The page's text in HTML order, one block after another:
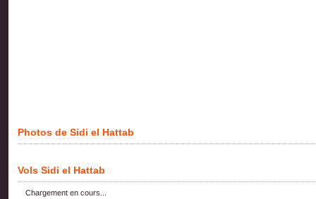
Photos de Sidi el Hattab
Vols Sidi el Hattab
Chargement en cours...